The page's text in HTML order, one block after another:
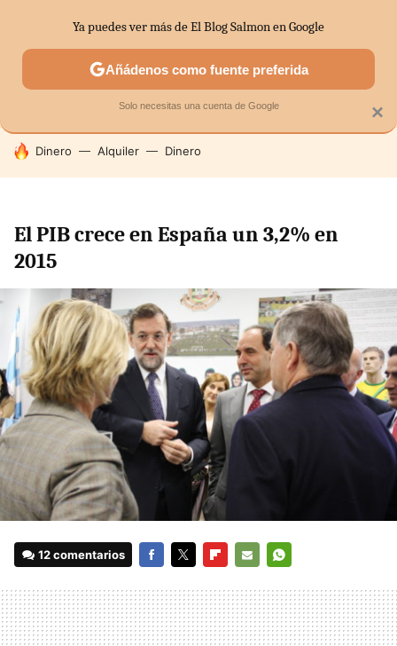
SECTORES ECONOMÍA DOMÉSTICA MERCADOS
HOY SE HABLA DE
Dinero Alquiler Dinero
El PIB crece en España un 3,2% en
2015
12 comentarios
MAIL
×
Ya puedes ver más de El Blog Salmon en Google
Añádenos como fuente preferida
Solo necesitas una cuenta de Google